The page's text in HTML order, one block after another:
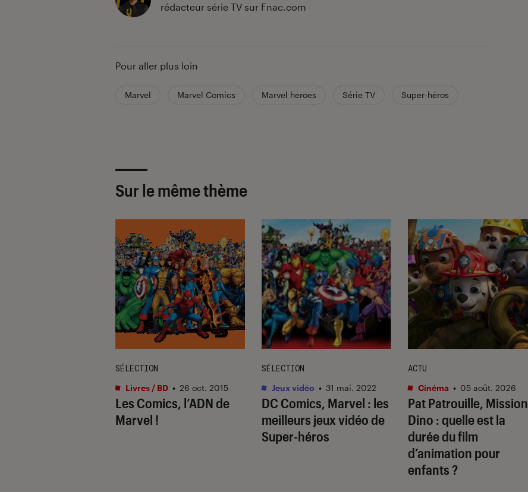
rédacteur série TV sur Fnac.com
Pour aller plus loin
Marvel Marvel Comics Marvel heroes Série TV Super-héros
Sur le même thème
Les Comics, l’ADN de
Marvel !
SÉLECTION
Livres / BD • 26 oct. 2015
DC Comics, Marvel : les
meilleurs jeux vidéo de
Super-héros
SÉLECTION
Jeux vidéo • 31 mai. 2022
Pat Patrouille, Mission
Dino : quelle est la
durée du film
d’animation pour
enfants ?
ACTU
Cinéma • 05 août. 2026